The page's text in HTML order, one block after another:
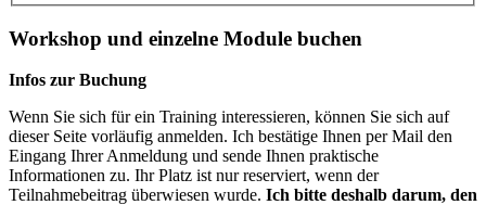
Workshop und einzelne Module buchen
Infos zur Buchung
Wenn Sie sich für ein Training interessieren, können Sie sich auf
dieser Seite vorläufig anmelden. Ich bestätige Ihnen per Mail den
Eingang Ihrer Anmeldung und sende Ihnen praktische
Informationen zu. Ihr Platz ist nur reserviert, wenn der
Teilnahmebeitrag überwiesen wurde. Ich bitte deshalb darum, den